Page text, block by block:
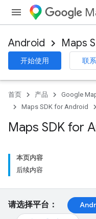
Android Maps
开始使用 联
首页 产品 Google
Maps SDK for Android
Maps SDK for
本页内容
后续内容
请选择平台：